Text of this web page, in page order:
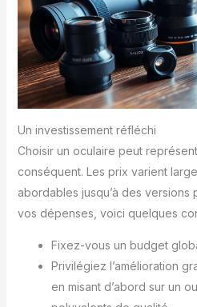
Un investissement réfléchi
Choisir un oculaire peut
conséquent. Les prix varient
abordables jusqu’à des versions
vos dépenses, voici quelques
Fixez-vous un budget
Privilégiez l’amélioration
en misant d’abord sur un